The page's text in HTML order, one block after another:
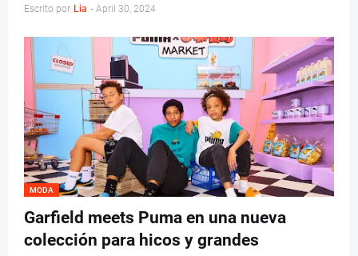
Escrito por Lia - April 30, 2024
MODA
Garfield meets Puma en una nueva
colección para hicos y grandes